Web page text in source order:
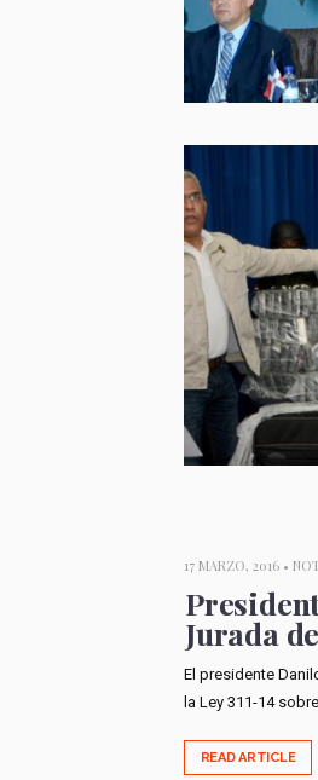
17 MARZO, 2016 •
Jurada
El presidente
la Ley 311-14
READ ARTICLE